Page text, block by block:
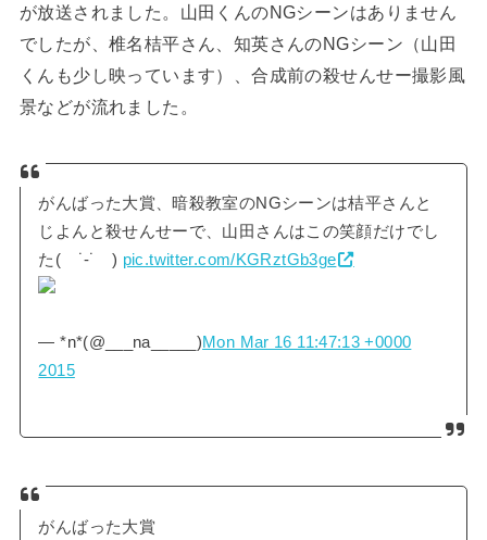
が放送されました。山田くんのNGシーンはありません
でしたが、椎名桔平さん、知英さんのNGシーン（山田
くんも少し映っています）、合成前の殺せんせー撮影風
景などが流れました。
がんばった大賞、暗殺教室のNGシーンは桔平さんと
じよんと殺せんせーで、山田さんはこの笑顔だけでし
た( ˙-˙ ) pic.twitter.com/KGRztGb3ge
— *n*(@___na_____)Mon Mar 16 11:47:13 +0000
2015
がんばった大賞